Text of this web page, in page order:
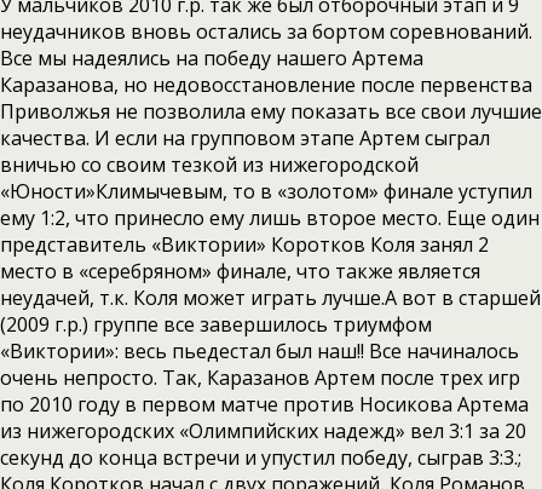
неудачников вновь остались за бортом соревнований.
Все мы надеялись на победу нашего Артема
Каразанова, но недовосстановление после первенства
Приволжья не позволила ему показать все свои лучшие
качества. И если на групповом этапе Артем сыграл
вничью со своим тезкой из нижегородской
«Юности»Климычевым, то в «золотом» финале уступил
ему 1:2, что принесло ему лишь второе место. Еще один
представитель «Виктории» Коротков Коля занял 2
место в «серебряном» финале, что также является
неудачей, т.к. Коля может играть лучше.А вот в старшей
(2009 г.р.) группе все завершилось триумфом
«Виктории»: весь пьедестал был наш!! Все начиналось
очень непросто. Так, Каразанов Артем после трех игр
по 2010 году в первом матче против Носикова Артема
из нижегородских «Олимпийских надежд» вел 3:1 за 20
секунд до конца встречи и упустил победу, сыграв 3:3.;